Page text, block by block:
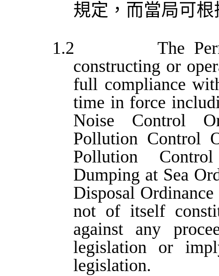
規定，而當局可
1.2
The
constructing or
full compliance
time in force
Noise Control
Pollution Control
Pollution
Dumping at Sea
Disposal
not of itself
against any
legislation or
legislation.